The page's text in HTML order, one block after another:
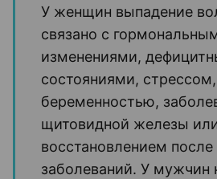
У женщин выпадение
связано с
изменениями,
состояниями, стрессом,
беременностью,
щитовидной железы
восстановлением
заболеваний. У мужчин